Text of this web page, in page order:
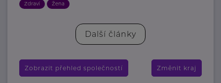
Zdraví Žena
Další články
Zobrazit přehled společností Změnit kraj